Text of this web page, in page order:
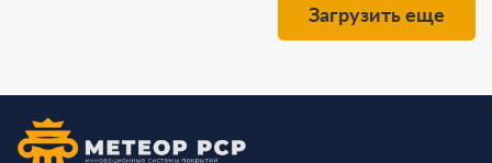
Загрузить еще